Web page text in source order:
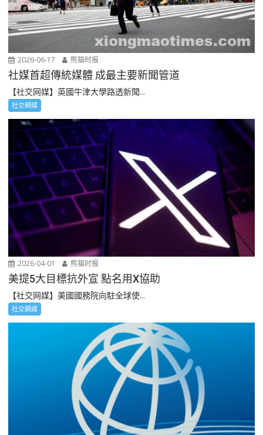
2026-06-17 熊猫时报
社媒首超傳統媒體 成最主要新聞管道
【社交网媒】英國牛津大學路透新聞...
社交網媒
2026-04-01 熊猫时报
美提5大目標抗外宣 點名用X協助
【社交网媒】美國國務院向駐全球使...
社交網媒